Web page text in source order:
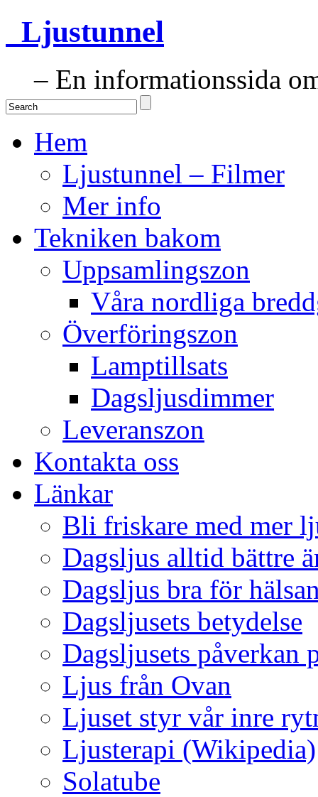
Ljustunnel
– En informationssida
Hem
Ljustunnel – Filmer
Mer info
Tekniken bakom
Uppsamlingszon
Våra nordliga
Överföringszon
Lamptillsats
Dagsljusdimmer
Leveranszon
Kontakta oss
Länkar
Bli friskare med mer
Dagsljus alltid bättre
Dagsljus bra för
Dagsljusets betydelse
Dagsljusets påverkan
Ljus från Ovan
Ljuset styr vår inre
Ljusterapi (Wikipedia)
Solatube